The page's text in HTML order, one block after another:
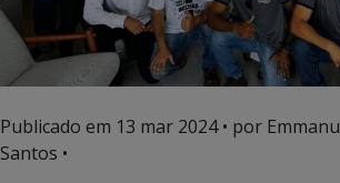
Publicado em 13 mar 2024• por
Santos •